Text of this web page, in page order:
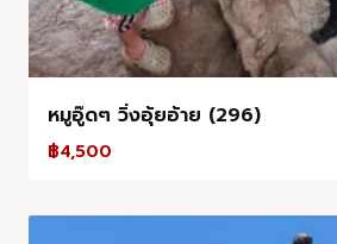
หมูอู๊ดๆ วิ่งอุ้ยอ้าย (296)
฿4,500